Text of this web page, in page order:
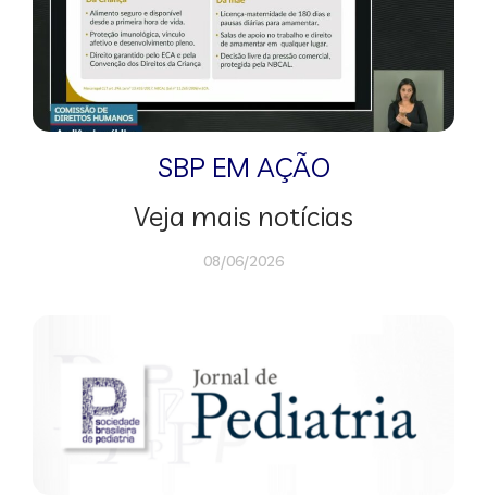
SBP EM AÇÃO
Veja mais notícias
08/06/2026